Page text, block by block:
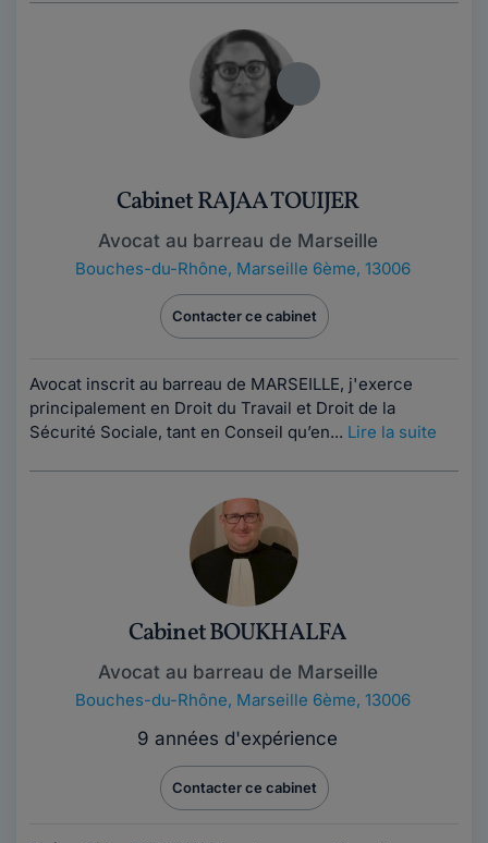
Cabinet RAJAA TOUIJER
Avocat au barreau de Marseille
Bouches-du-Rhône, Marseille 6ème, 13006
Contacter ce cabinet
Avocat inscrit au barreau de MARSEILLE, j'exerce
principalement en Droit du Travail et Droit de la
Sécurité Sociale, tant en Conseil qu’en... Lire la suite
Cabinet BOUKHALFA
Avocat au barreau de Marseille
Bouches-du-Rhône, Marseille 6ème, 13006
9 années d'expérience
Contacter ce cabinet